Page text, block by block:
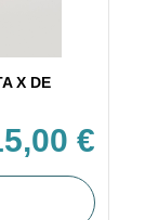
X DE
€